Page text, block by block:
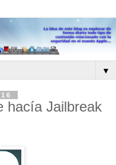
▼
hacía Jailbreak